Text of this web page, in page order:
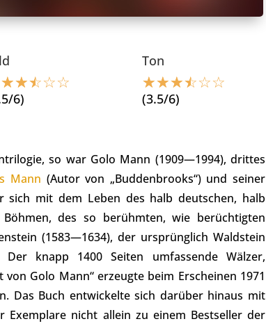
☆☆☆☆☆
6)
Ton
☆☆☆☆☆☆
(3.5/6)
so war Golo Mann (1909—1994), drittes
Mann (Autor von „Buddenbrooks“) und seiner
sich mit dem Leben des halb deutschen, halb
Böhmen, des so berühmten, wie berüchtigten
(1583—1634), der ursprünglich Waldstein
Der knapp 1400 Seiten umfassende Wälzer,
von Golo Mann“ erzeugte beim Erscheinen 1971
Das Buch entwickelte sich darüber hinaus mit
Exemplare nicht allein zu einem Bestseller der